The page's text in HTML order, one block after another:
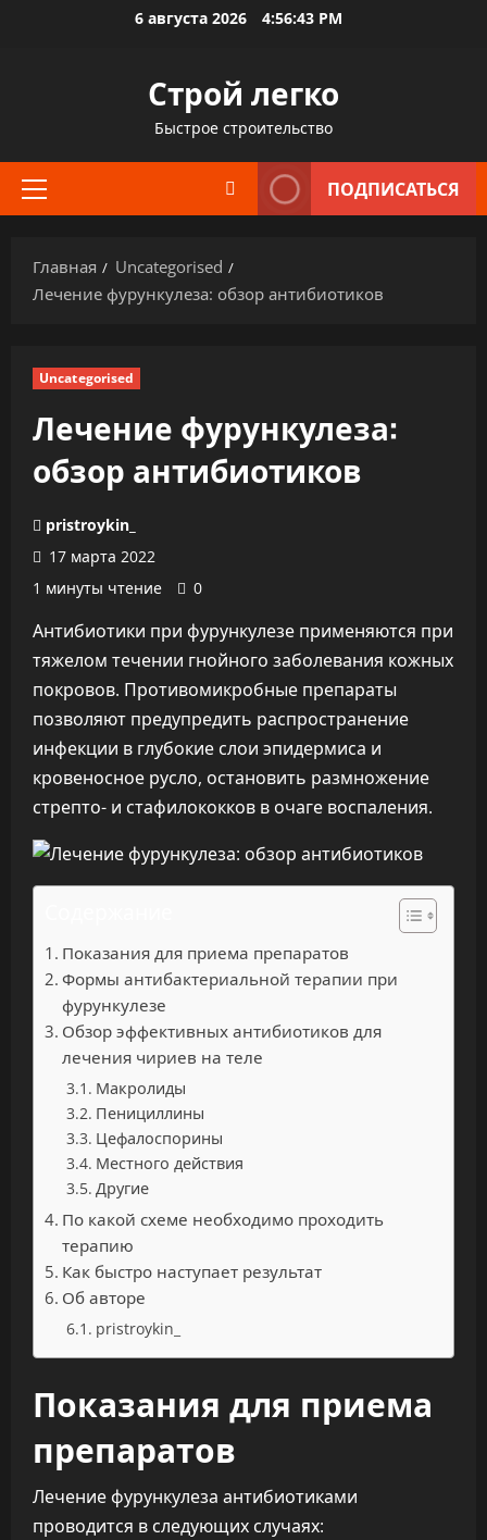
6 августа 2026 4:56:44 PM
Строй легко
Быстрое строительство
Основное
ПОДПИСАТЬСЯ
Главная
Uncategorised
Лечение фурункулеза: обзор антибиотиков
Uncategorised
Лечение фурункулеза:
обзор антибиотиков
pristroykin_
17 марта 2022
1 минуты чтение
0
Антибиотики при фурункулезе применяются при
тяжелом течении гнойного заболевания кожных
покровов. Противомикробные препараты
позволяют предупредить распространение
инфекции в глубокие слои эпидермиса и
кровеносное русло, остановить размножение
стрепто- и стафилококков в очаге воспаления.
Показания для приема препаратов
Формы антибактериальной терапии при
фурункулезе
Обзор эффективных антибиотиков для
лечения чириев на теле
Макролиды
Пенициллины
Цефалоспорины
Местного действия
Другие
По какой схеме необходимо проходить
терапию
Как быстро наступает результат
Об авторе
pristroykin_
Показания для приема
препаратов
Лечение фурункулеза антибиотиками
проводится в следующих случаях: